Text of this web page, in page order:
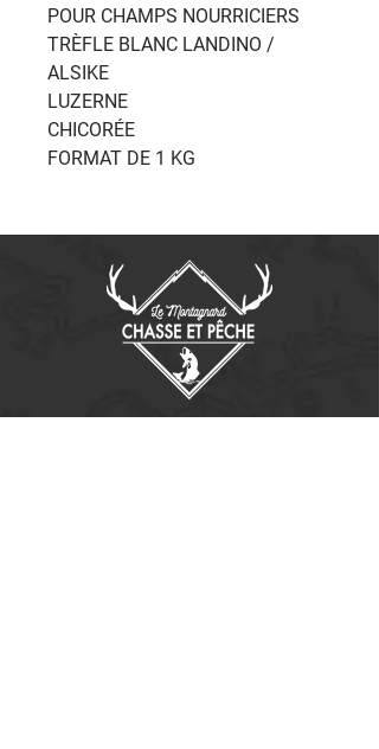
POUR CHAMPS NOURRICIERS
TRÈFLE BLANC LANDINO /
ALSIKE
LUZERNE
CHICORÉE
FORMAT DE 1 KG